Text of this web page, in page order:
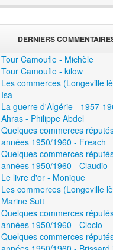
DERNIERS
Tour Camoufle - Michèle
Tour Camoufle - kilow
Les commerces (Longeville
Isa
La guerre d'Algérie - 1957-
Ahras - Philippe Abdel
Quelques commerces
années 1950/1960 - Freach
Quelques commerces
années 1950/1960 - Claudio
Le livre d'or - Monique
Les commerces (Longeville
Marine Sutt
Quelques commerces
années 1950/1960 - Cloclo
Quelques commerces